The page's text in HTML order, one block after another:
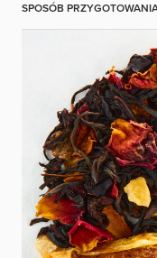
SPOSÓB
Zalej herbatę wodą o